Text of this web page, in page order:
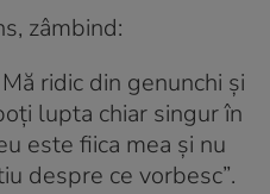
zâmbind:
ridic din genunchi și
lupta chiar singur în
este fiica mea și nu
despre ce vorbesc”.